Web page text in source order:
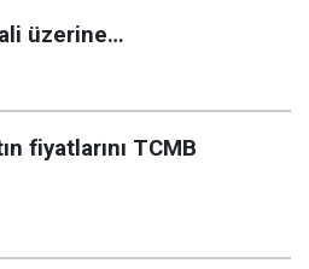
üzerine…
fiyatlarını TCMB